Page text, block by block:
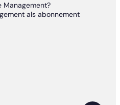
Management?
als abonnement